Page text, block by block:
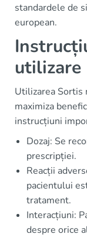
standardele de
european.
utilizare
Utilizarea Sortis
maximiza
instrucțiuni
Dozaj: Se
prescripției.
Reacții
pacientului
tratament.
Interacțiuni:
despre orice